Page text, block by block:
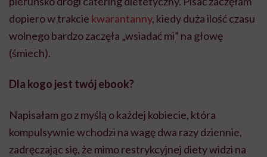
dopiero w trakcie kwarantanny, kiedy duża ilość czasu
wolnego bardzo zaczęła „wsiadać mi” na głowę
(śmiech).
Dla kogo jest twój ebook?
Napisałam go z myślą o każdej kobiecie, która
kompulsywnie wchodzi na wagę dwa razy dziennie,
zadręczając się, że mimo restrykcyjnej diety widzi na